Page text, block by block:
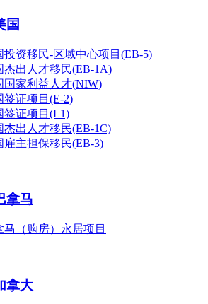
国
投资移民-区域中心项目(EB-5)
杰出人才移民(EB-1A)
国家利益人才(NIW)
签证项目(E-2)
签证项目(L1)
杰出人才移民(EB-1C)
雇主担保移民(EB-3)
拿马
马（购房）永居项目
拿大